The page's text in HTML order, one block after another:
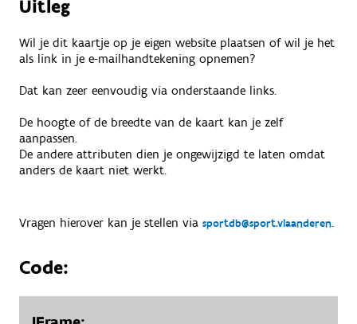
Uitleg
Wil je dit kaartje op je eigen website plaatsen of wil je het
als link in je e-mailhandtekening opnemen?
Dat kan zeer eenvoudig via onderstaande links.
De hoogte of de breedte van de kaart kan je zelf
aanpassen.
De andere attributen dien je ongewijzigd te laten omdat
anders de kaart niet werkt.
Vragen hierover kan je stellen via sportdb@sport.vlaanderen.
Code: